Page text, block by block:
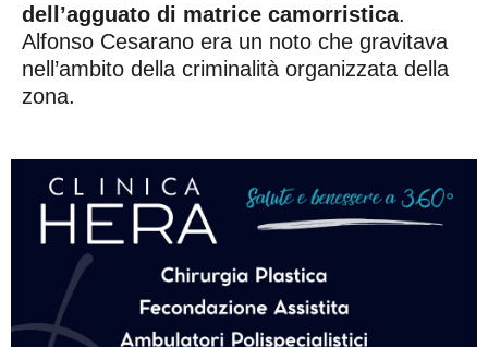
dell’agguato di matrice camorristica.
Alfonso Cesarano era un noto che gravitava
nell’ambito della criminalità organizzata della
zona.